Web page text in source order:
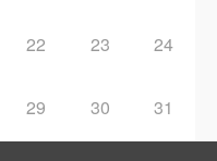
22 23 24
29 30 31